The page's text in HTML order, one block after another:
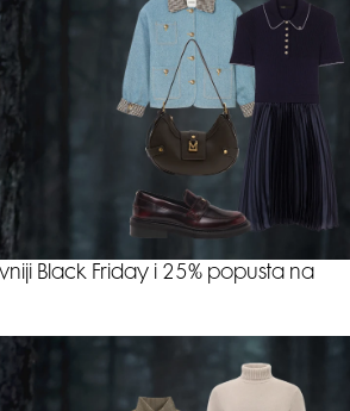
Black Friday i 25% popusta na